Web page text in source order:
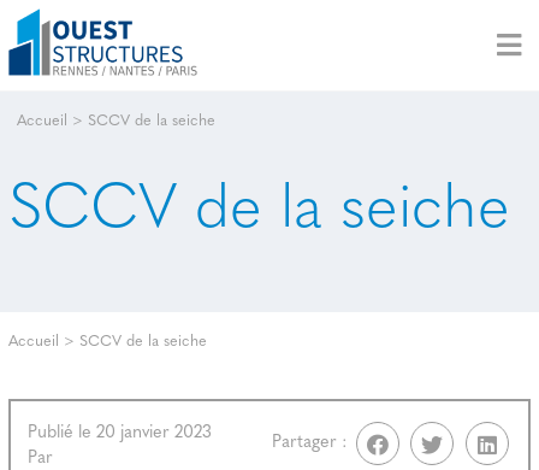
Accueil > SCCV de la seiche
SCCV de la seiche
Accueil > SCCV de la seiche
Publié le 20 janvier 2023
Par
Partager :